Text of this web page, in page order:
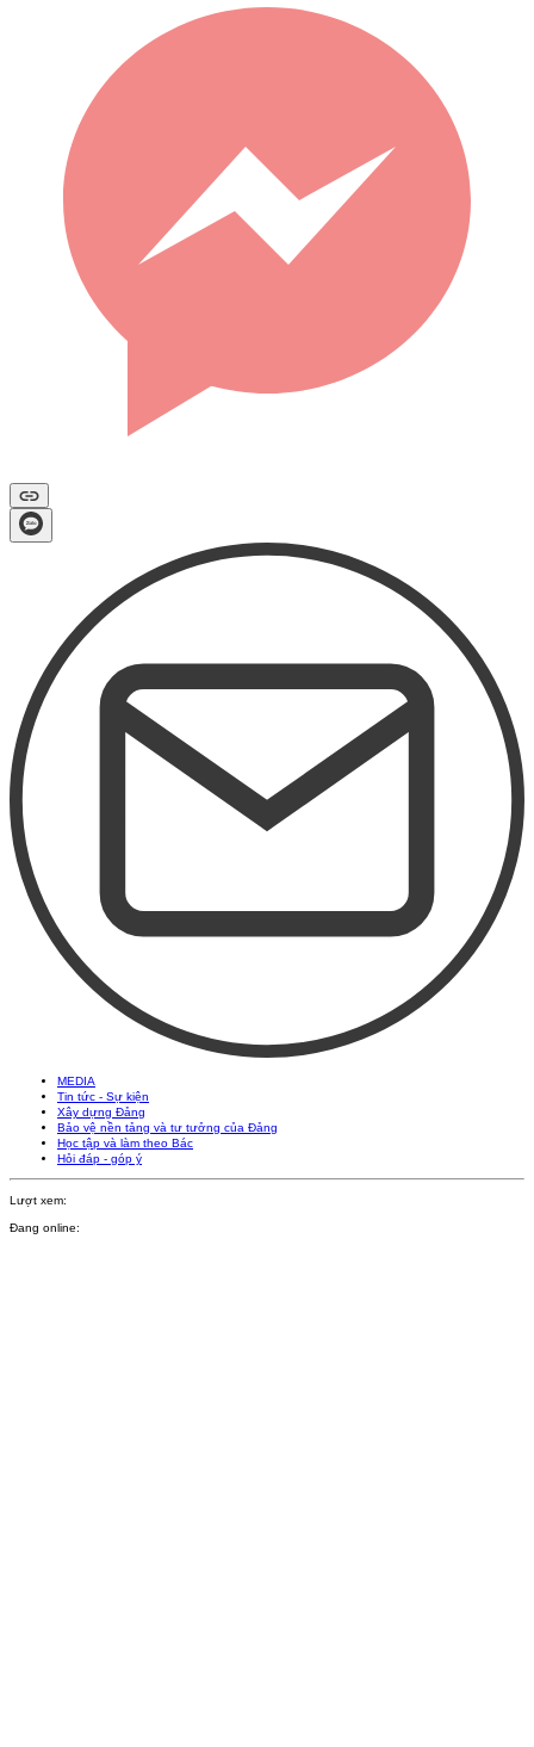
MEDIA
Tin tức - Sự kiện
Xây dựng Đảng
Bảo vệ nền tảng và tư tưởng của Đảng
Học tập và làm theo Bác
Hỏi đáp - góp ý
Lượt xem:
Đang online: